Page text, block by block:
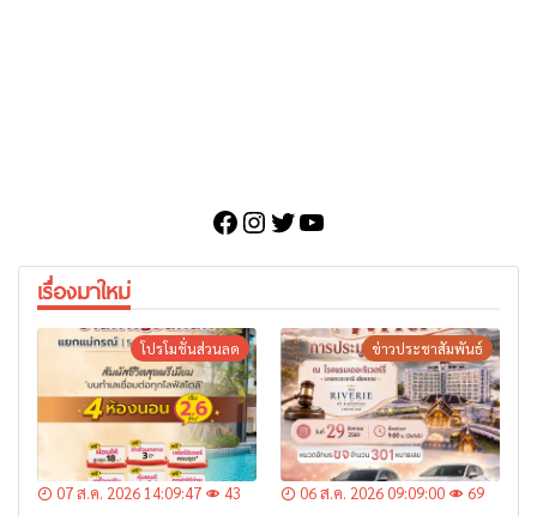
Facebook
Instagram
Twitter
YouTube
เรื่องมาใหม่
โปรโมชั่นส่วนลด
07 ส.ค. 2026 14:09:47 43
ข่าวประชาสัมพันธ์
06 ส.ค. 2026 09:09:00 69